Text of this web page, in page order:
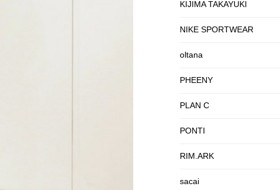
KIJIMA TAKAYUKI
NIKE SPORTWEAR
oltana
PHEENY
PLAN C
PONTI
RIM.ARK
sacai